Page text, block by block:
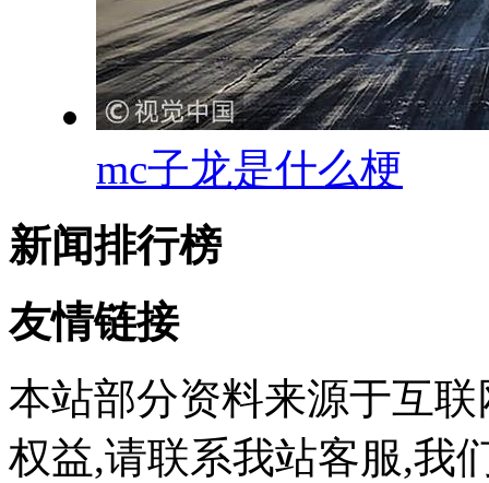
mc子龙是什么梗
新闻排行榜
友情链接
本站部分资料来源于互
权益,请联系我站客服,我